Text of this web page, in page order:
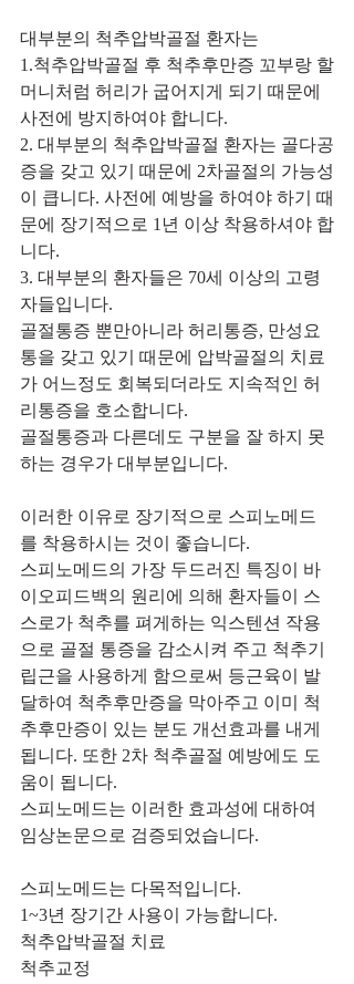
대부분의 척추압박골절 환자는
1.척추압박골절 후 척추후만증 꼬부랑 할
머니처럼 허리가 굽어지게 되기 때문에
사전에 방지하여야 합니다.
2. 대부분의 척추압박골절 환자는 골다공
증을 갖고 있기 때문에 2차골절의 가능성
이 큽니다. 사전에 예방을 하여야 하기 때
문에 장기적으로 1년 이상 착용하셔야 합
니다.
3. 대부분의 환자들은 70세 이상의 고령
자들입니다.
골절통증 뿐만아니라 허리통증, 만성요
통을 갖고 있기 때문에 압박골절의 치료
가 어느정도 회복되더라도 지속적인 허
리통증을 호소합니다.
골절통증과 다른데도 구분을 잘 하지 못
하는 경우가 대부분입니다.
이러한 이유로 장기적으로 스피노메드
를 착용하시는 것이 좋습니다.
스피노메드의 가장 두드러진 특징이 바
이오피드백의 원리에 의해 환자들이 스
스로가 척추를 펴게하는 익스텐션 작용
으로 골절 통증을 감소시켜 주고 척추기
립근을 사용하게 함으로써 등근육이 발
달하여 척추후만증을 막아주고 이미 척
추후만증이 있는 분도 개선효과를 내게
됩니다. 또한 2차 척추골절 예방에도 도
움이 됩니다.
스피노메드는 이러한 효과성에 대하여
임상논문으로 검증되었습니다.
스피노메드는 다목적입니다.
1~3년 장기간 사용이 가능합니다.
척추압박골절 치료
척추교정